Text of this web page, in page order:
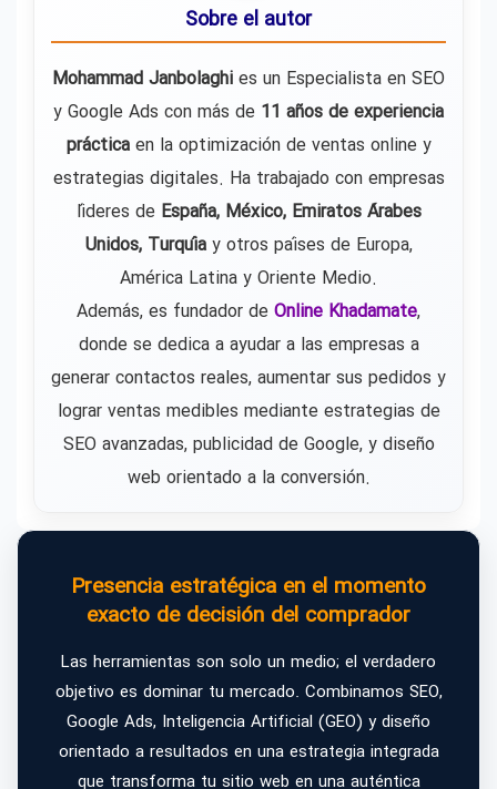
Sobre el autor
Mohammad Janbolaghi es un Especialista en SEO
y Google Ads con más de 11 años de experiencia
prácticaen la optimización de ventas online y
estrategias digitales. Ha trabajado con empresas
líderes de España, México, Emiratos Árabes
Unidos, Turquíay otros países de Europa,
América Latina y Oriente Medio.
Además, es fundador de Online Khadamate,
donde se dedica a ayudar a las empresas a
generar contactos reales, aumentar sus pedidos y
lograr ventas medibles mediante estrategias de
SEO avanzadas, publicidad de Google, y diseño
web orientado a la conversión.
Presencia estratégica en el momento
exacto de decisión del comprador
Las herramientas son solo un medio; el verdadero
objetivo es dominar tu mercado. Combinamos SEO,
Google Ads, Inteligencia Artificial (GEO) y diseño
orientado a resultados en una estrategia integrada
que transforma tu sitio web en una auténtica